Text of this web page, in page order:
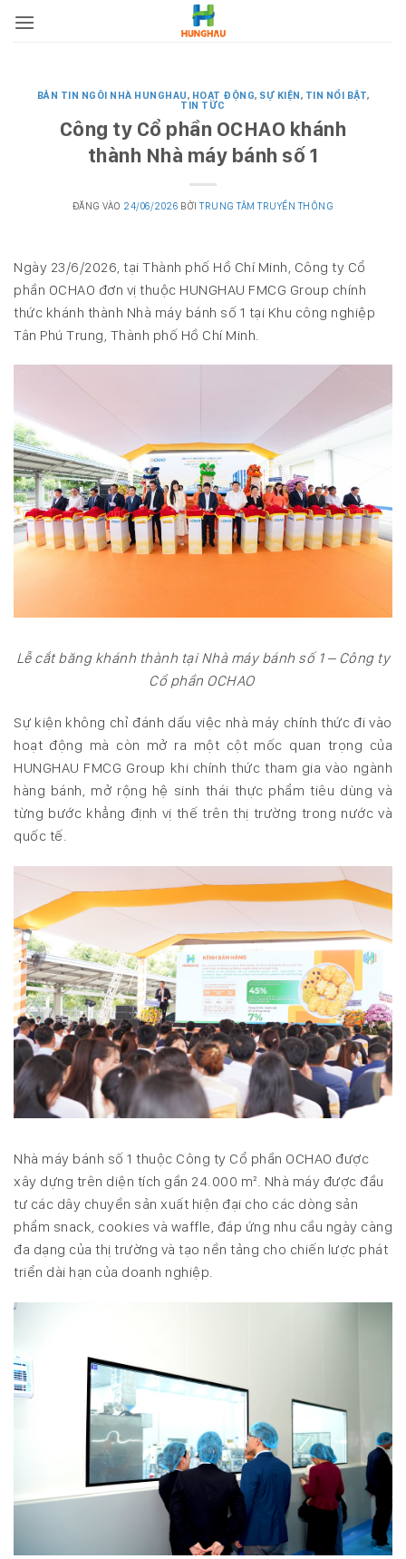
qua
BẢN TIN NGÔI NHÀ HUNGHAU, HOẠT ĐỘNG, SỰ KIỆN, TIN NỔI BẬT,
TIN TỨC
Công ty Cổ phần OCHAO khánh
thành Nhà máy bánh số 1
ĐĂNG VÀO 24/06/2026 BỞITRUNG TÂM TRUYỀN THÔNG
Ngày 23/6/2026, tại Thành phố Hồ Chí Minh, Công ty Cổ
phần OCHAO đơn vị thuộc HUNGHAU FMCG Group chính
thức khánh thành Nhà máy bánh số 1 tại Khu công nghiệp
Tân Phú Trung, Thành phố Hồ Chí Minh.
Lễ cắt băng khánh thành tại Nhà máy bánh số 1 – Công ty
Cổ phần OCHAO
Sự kiện không chỉ đánh dấu việc nhà máy chính thức đi vào
hoạt động mà còn mở ra một cột mốc quan trọng của
HUNGHAU FMCG Group khi chính thức tham gia vào ngành
hàng bánh, mở rộng hệ sinh thái thực phẩm tiêu dùng và
từng bước khẳng định vị thế trên thị trường trong nước và
quốc tế.
Nhà máy bánh số 1 thuộc Công ty Cổ phần OCHAO được
xây dựng trên diện tích gần 24.000 m². Nhà máy được đầu
tư các dây chuyền sản xuất hiện đại cho các dòng sản
phẩm snack, cookies và waffle, đáp ứng nhu cầu ngày càng
đa dạng của thị trường và tạo nền tảng cho chiến lược phát
triển dài hạn của doanh nghiệp.